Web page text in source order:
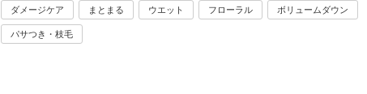
ダメージケア まとまる ウエット フローラル ボリュームダウン
パサつき・枝毛